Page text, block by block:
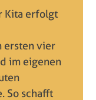
Kita erfolgt
ersten vier
im eigenen
So schafft